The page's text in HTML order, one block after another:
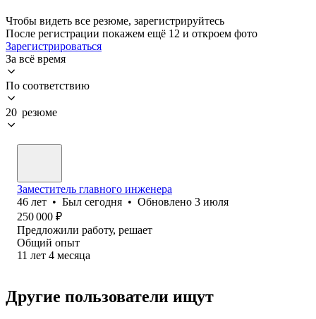
Чтобы видеть все резюме, зарегистрируйтесь
После регистрации покажем ещё 12 и откроем фото
Зарегистрироваться
За всё время
По соответствию
20 резюме
Заместитель главного инженера
46 лет • Был сегодня • Обновлено 3 июля
250 000 ₽
Предложили работу, решает
Общий опыт
11 лет 4 месяца
Другие пользователи ищут